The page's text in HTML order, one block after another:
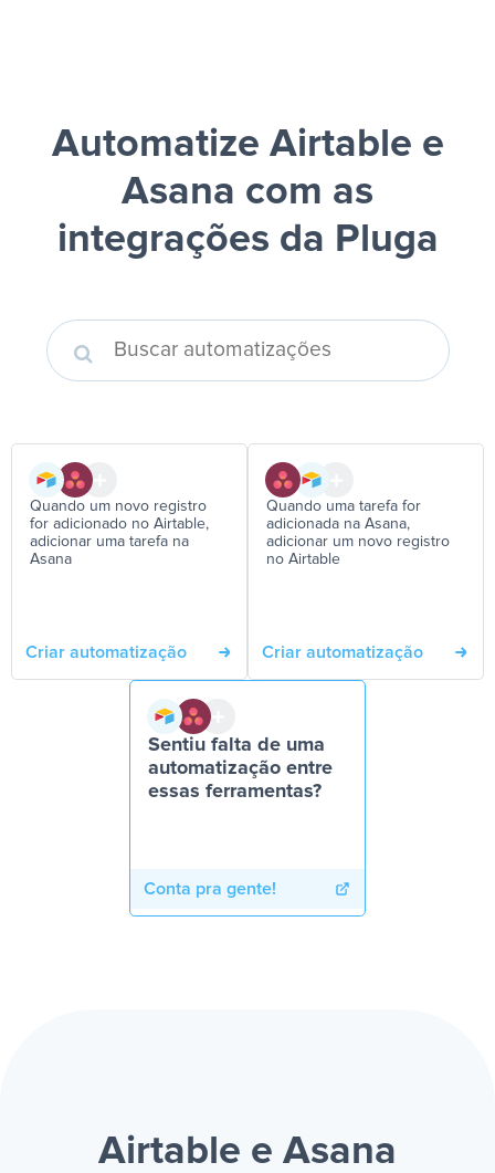
Automatize Airtable e
Asana com as
integrações da Pluga
Quando um novo registro
for adicionado no Airtable,
adicionar uma tarefa na
Asana
Criar automatização
Quando uma tarefa for
adicionada na Asana,
adicionar um novo registro
no Airtable
Criar automatização
Sentiu falta de uma
automatização entre
essas ferramentas?
Conta pra gente!
Airtable e Asana